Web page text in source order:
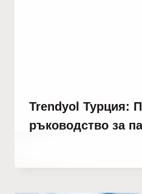
Trendyol Турция:
ръководство за